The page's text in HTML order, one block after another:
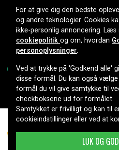
DCK210S2, 20.0V, 2000mAh
Copyright © 2026,
For at give dig den bedste
og andre teknologier. Cookies
ikke-personlig annoncering.
cookiepolitik og om, hvordan
personoplysninger.
Ved at trykke på 'Godkend alle'
disse formål. Du kan også
formål du vil give samtykke til
checkboksene ud for formålet.
Samtykket er frivilligt og kan til
cookieindstillinger eller ved at
LUK OG